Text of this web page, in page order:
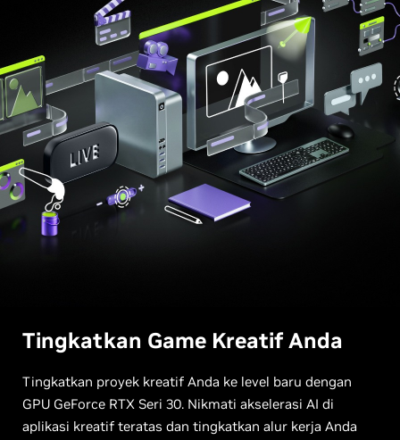
Tingkatkan Game Kreatif Anda
Tingkatkan proyek kreatif Anda ke level baru dengan
GPU GeForce RTX Seri 30. Nikmati akselerasi AI di
aplikasi kreatif teratas dan tingkatkan alur kerja Anda